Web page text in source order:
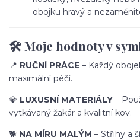
obojku hravý a
🛠️ Moje hodnoty v
📍 RUČNÍ PRÁCE – Každý
maximální péčí.
💎 LUXUSNÍ MATERIÁLY –
vytkávaný žakár a kvalitní kov.
🐕 NA MÍRU MALÝM – Střihy a